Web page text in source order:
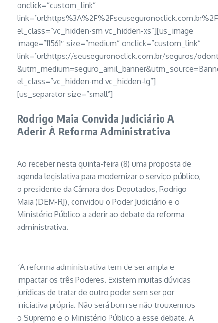
onclick=”custom_link”
el_class=”vc_hidden-sm vc_hidden-xs”][us_image
image=”11561″ size=”medium” onclick=”custom_link”
link=”url:https://seuseguronoclick.com.br/seguros/
el_class=”vc_hidden-md vc_hidden-lg”]
[us_separator size=”small”]
Rodrigo Maia Convida Judiciário A
Aderir À Reforma Administrativa
Ao receber nesta quinta-feira (8) uma proposta de
agenda legislativa para modernizar o serviço público,
o presidente da Câmara dos Deputados, Rodrigo
Maia (DEM-RJ), convidou o Poder Judiciário e o
Ministério Público a aderir ao debate da reforma
administrativa.
“A reforma administrativa tem de ser ampla e
impactar os três Poderes. Existem muitas dúvidas
jurídicas de tratar de outro poder sem ser por
iniciativa própria. Não será bom se não trouxermos
o Supremo e o Ministério Público a esse debate. A